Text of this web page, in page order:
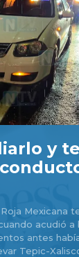
y
Mexicana
acudió a
antes
Tepic-